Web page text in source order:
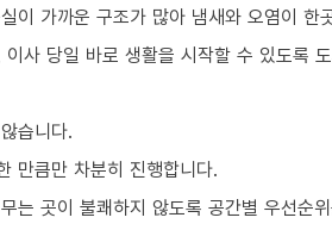
이 가까운 구조가 많아 냄새와 오염이 한
사 당일 바로 생활을 시작할 수 있도록
습니다.
만큼만 차분히 진행합니다.
곳이 불쾌하지 않도록 공간별 우선순